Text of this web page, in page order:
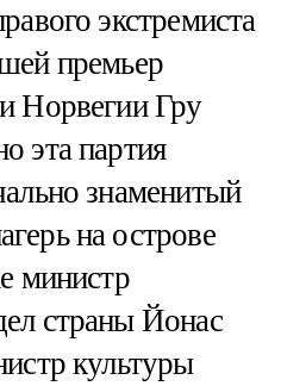
экстремиста
премьер
Норвегии Гру
эта партия
знаменитый
на острове
министр
страны Йонас
культуры